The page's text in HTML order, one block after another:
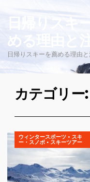
日帰りスキ
める理由と
日帰りスキーを薦める理由
カテゴリー
ウィンタースポーツ • スキ
ー・スノボ • スキーツアー